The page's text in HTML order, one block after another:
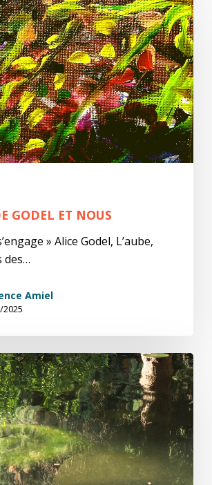
GODEL ET NOUS
» Alice Godel, L’aube,
des…
Amiel